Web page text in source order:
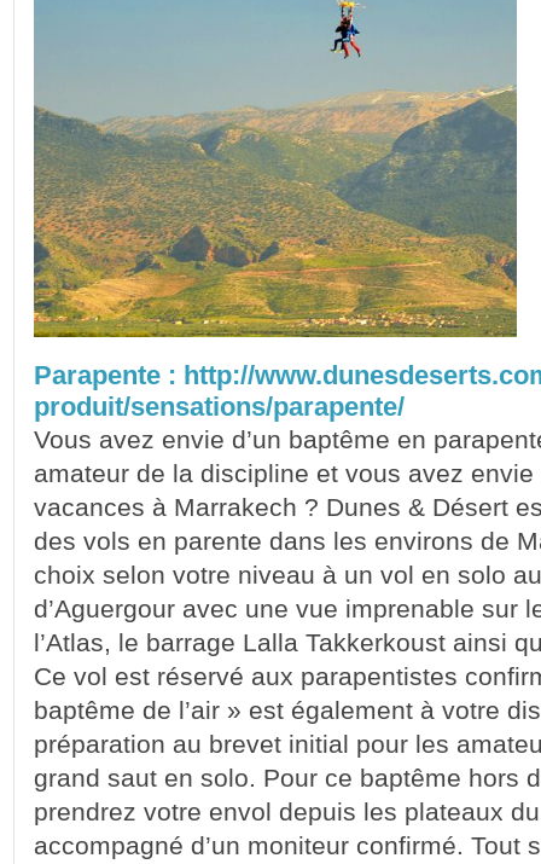
Parapente : http://
produit/sensations/parapente/
Vous avez envie d’un baptême en
amateur de la discipline et vous avez envie
vacances à Marrakech ? Dunes & Désert
des vols en parente dans les environs de
choix selon votre niveau à un vol en solo
d’Aguergour avec une vue imprenable sur
l’Atlas, le barrage Lalla Takkerkoust ainsi
Ce vol est réservé aux parapentistes
baptême de l’air » est également à votre
préparation au brevet initial pour les
grand saut en solo. Pour ce baptême hors
prendrez votre envol depuis les plateaux
accompagné d’un moniteur confirmé.